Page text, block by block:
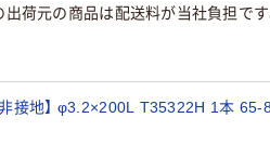
出荷元の商品は配送料が当社負担です
接地】 φ3.2×200L T35322H 1本 65-